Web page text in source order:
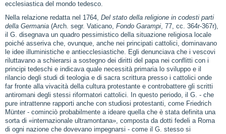
ecclesiastica del mondo tedesco.
Nella relazione redatta nel 1764, Del stato della religione in codesti parti
della Germania (Arch. segr. Vaticano, Fondo Garampi, 77, cc. 364r‑367r),
il G. disegnava un quadro pessimistico della situazione religiosa locale
poiché asseriva che, ovunque, anche nei principati cattolici, dominavano
le idee illuministiche e antiecclesiastiche. Egli denunciava che i vescovi
riluttavano a schierarsi a sostegno dei diritti del papa nei conflitti con i
principi tedeschi e indicava quale necessità primaria lo sviluppo e il
rilancio degli studi di teologia e di sacra scrittura presso i cattolici onde
far fronte alla vivacità della cultura protestante e controbattere gli scritti
antiromani degli stessi riformatori cattolici. In questo periodo, il G. ‑ che
pure intrattenne rapporti anche con studiosi protestanti, come Friedrich
Münter ‑ cominciò probabilmente a ideare quella che è stata definita una
sorta di «internazionale ultramontana», composta da dotti fedeli a Roma
di ogni nazione che dovevano impegnarsi ‑ come il G. stesso si